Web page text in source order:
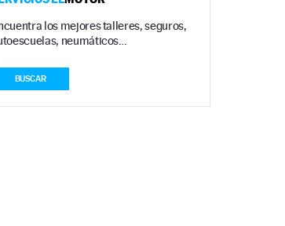
los mejores talleres, seguros,
neumáticos…
BUSCAR